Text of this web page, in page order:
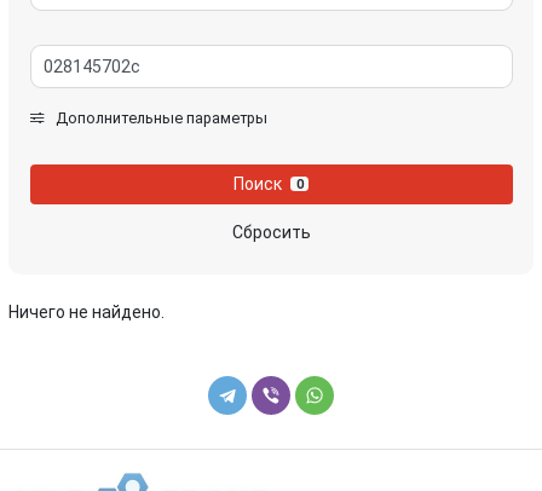
Mazda Mercedes-Benz
Nissan Opel
Дополнительные параметры
Поиск 0
Сбросить
Ничего не найдено.